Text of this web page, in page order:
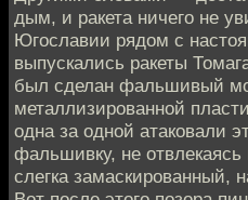
дым, и ракета ничего не
Югославии рядом с
выпускались ракеты
был сделан фальшивый
металлизированной
одна за одной атаковали
фальшивку, не
слегка замаскированный,